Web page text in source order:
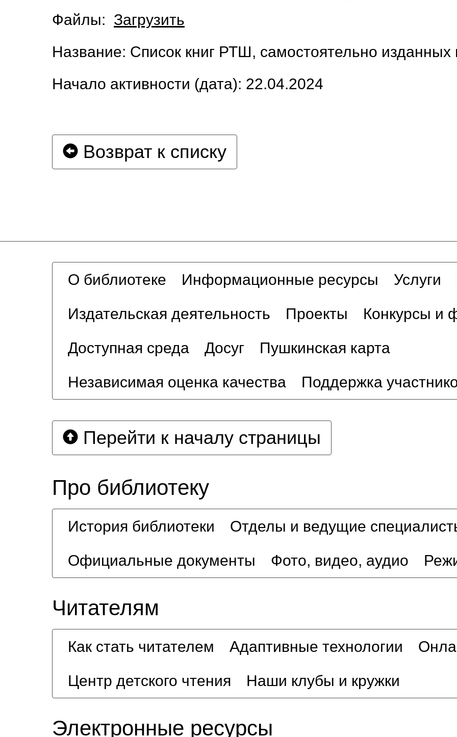
Файлы: Загрузить
Название: Список книг РТШ, самостоятельно изданных
Начало активности (дата): 22.04.2024
Возврат к списку
О библиотеке Информационные ресурсы Услуги
Издательская деятельность Проекты Конкурсы и
Доступная среда Досуг Пушкинская карта
Независимая оценка качества Поддержка
Перейти к началу страницы
Про библиотеку
История библиотеки Отделы и ведущие
Официальные документы Фото, видео, аудио
Читателям
Как стать читателем Адаптивные технологии
Центр детского чтения Наши клубы и кружки
Электронные ресурсы